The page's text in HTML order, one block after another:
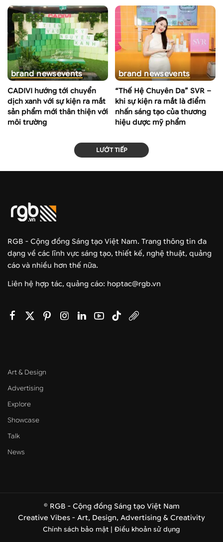
brand newsevents
CADIVI hướng tới chuyển
dịch xanh với sự kiện ra mắt
sản phẩm mới thân thiện với
môi trường
brand newsevents
“Thế Hệ Chuyên Da” SVR –
khi sự kiện ra mắt là điểm
nhấn sáng tạo của thương
hiệu dược mỹ phẩm
LƯỚT TIẾP
RGB - Cộng đồng Sáng tạo Việt Nam. Trang thông tin đa
dạng về các lĩnh vực sáng tạo, thiết kế, nghệ thuật, quảng
cáo và nhiều hơn thế nữa.
Liên hệ hợp tác, quảng cáo: hoptac@rgb.vn
Art & Design
Advertising
Explore
Showcase
Talk
News
© RGB - Cộng đồng Sáng tạo Việt Nam
Creative Vibes - Art, Design, Advertising & Creativity
Chính sách bảo mật | Điều khoản sử dụng